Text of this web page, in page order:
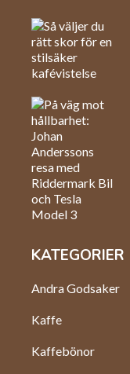
KATEGORIER
Andra Godsaker
Kaffe
Kaffebönor